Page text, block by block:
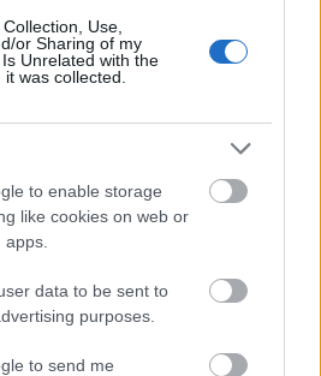
Use,
or Sharing of my
Unrelated with the
was collected.
to enable storage
like cookies on web or
data to be sent to
purposes.
to send me